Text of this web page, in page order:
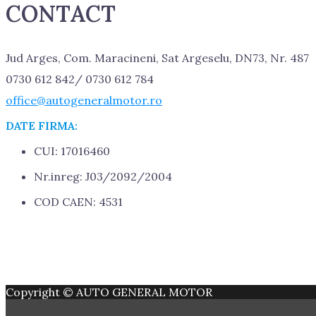
CONTACT
Jud Arges, Com. Maracineni, Sat Argeselu, DN73, Nr. 487
0730 612 842/ 0730 612 784
office@autogeneralmotor.ro
DATE FIRMA:
CUI: 17016460
Nr.inreg: J03/2092/2004
COD CAEN: 4531
Copyright © AUTO GENERAL MOTOR